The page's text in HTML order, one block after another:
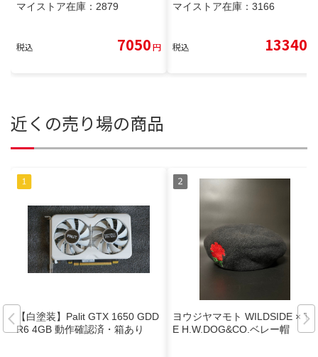
マイストア在庫： 2879
税込 7050円
マイストア在庫： 3166
税込 13340
近くの売り場の商品
【白塗装】Palit GTX 1650 GDD
R6 4GB 動作確認済・箱あり
ヨウジヤマモト WILDSIDE × TH
E H.W.DOG&CO.ベレー帽